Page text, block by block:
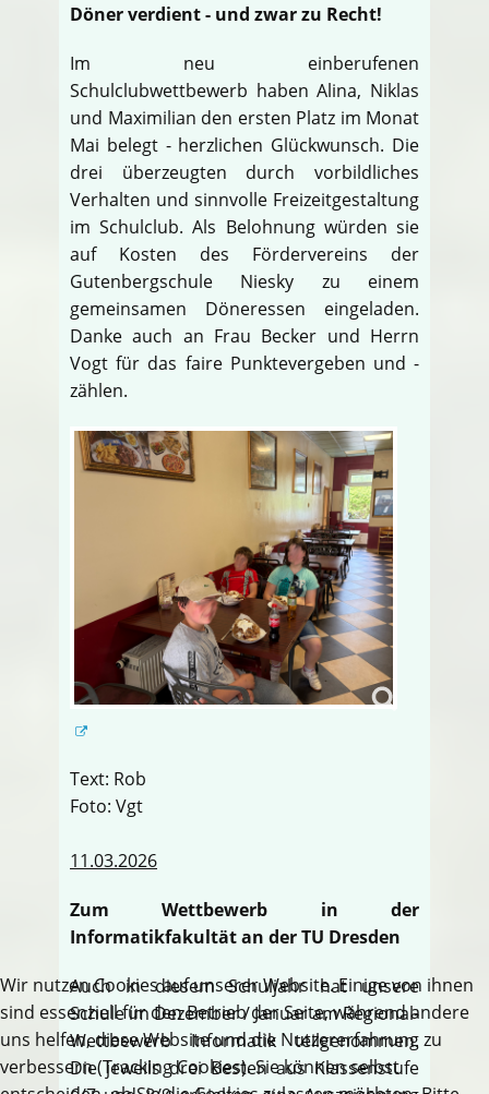
Döner verdient - und zwar zu Recht!
Im neu einberufenen
Schulclubwettbewerb haben Alina, Niklas
und Maximilian den ersten Platz im Monat
Mai belegt - herzlichen Glückwunsch. Die
drei überzeugten durch vorbildliches
Verhalten und sinnvolle Freizeitgestaltung
im Schulclub. Als Belohnung würden sie
auf Kosten des Fördervereins der
Gutenbergschule Niesky zu einem
gemeinsamen Döneressen eingeladen.
Danke auch an Frau Becker und Herrn
Vogt für das faire Punktevergeben und -
zählen.
Text: Rob
Foto: Vgt
11.03.2026
Zum Wettbewerb in der
Informatikfakultät an der TU Dresden
Auch in diesem Schuljahr hat unsere
Schule im Dezember / Januar am Regional-
Wettbewerb Informatik teilgenommen.
Die jeweils drei Besten aus Klassenstufe
Wir nutzen Cookies auf unserer Website. Einige von ihnen
sind essenziell für den Betrieb der Seite, während andere
uns helfen, diese Website und die Nutzererfahrung zu
verbessern (Tracking Cookies). Sie können selbst